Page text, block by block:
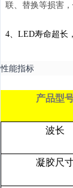
联、替换等损害，
4、LED寿命超长
性能指标
产品型
波长
凝胶尺